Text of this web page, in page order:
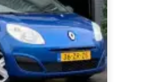
a
e
n
r
k
o
p
e